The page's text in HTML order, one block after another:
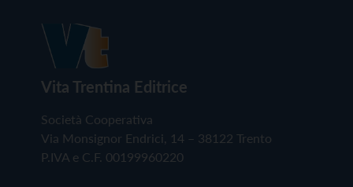
Vita Trentina Editrice
Società Cooperativa
Via Monsignor Endrici, 14 – 38122 Trento
P.IVA e C.F. 00199960220